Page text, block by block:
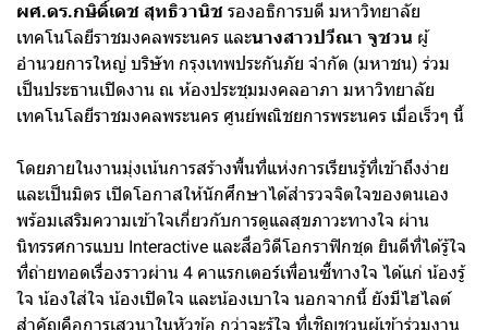
ผศ.ดร.กษิดิ์เดช สุทธิวานิช รองอธิการบดี มหาวิทยาลัย
เทคโนโลยีราชมงคลพระนคร และนางสาวปวีณา จูชวน ผู้
อำนวยการใหญ่ บริษัท กรุงเทพประกันภัย จำกัด (มหาชน) ร่วม
เป็นประธานเปิดงาน ณ ห้องประชุมมงคลอาภา มหาวิทยาลัย
เทคโนโลยีราชมงคลพระนคร ศูนย์พณิชยการพระนคร เมื่อเร็วๆ นี้
โดยภายในงานมุ่งเน้นการสร้างพื้นที่แห่งการเรียนรู้ที่เข้าถึงง่าย
และเป็นมิตร เปิดโอกาสให้นักศึกษาได้สำรวจจิตใจของตนเอง
พร้อมเสริมความเข้าใจเกี่ยวกับการดูแลสุขภาวะทางใจ ผ่าน
นิทรรศการแบบ Interactive และสื่อวิดีโอกราฟิกชุด ยินดีที่ได้รู้ใจ
ที่ถ่ายทอดเรื่องราวผ่าน 4 คาแรกเตอร์เพื่อนซี้ทางใจ ได้แก่ น้องรู้
ใจ น้องใส่ใจ น้องเปิดใจ และน้องเบาใจ นอกจากนี้ ยังมีไฮไลต์
สำคัญคือการเสวนาในหัวข้อ กว่าจะรู้ใจ ที่เชิญชวนผู้เข้าร่วมงาน